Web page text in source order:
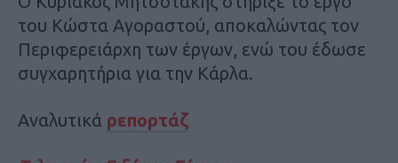
του Κώστα Αγοραστού, αποκαλώντας τον
Περιφερειάρχη των έργων, ενώ του έδωσε
συγχαρητήρια για την Κάρλα.
Aναλυτικά ρεπορτάζ